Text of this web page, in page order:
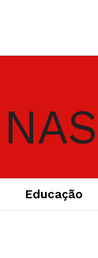
Educação